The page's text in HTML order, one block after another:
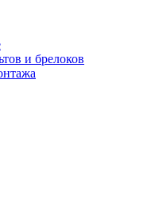
и брелоков